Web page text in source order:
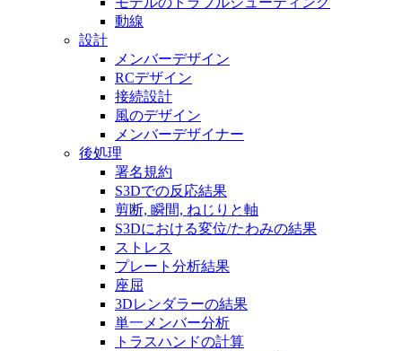
動線
設計
メンバーデザイン
RCデザイン
接続設計
風のデザイン
メンバーデザイナー
後処理
署名規約
S3Dでの反応結果
剪断, 瞬間, ねじりと軸
S3Dにおける変位/たわみの結果
ストレス
プレート分析結果
座屈
3Dレンダラーの結果
単一メンバー分析
トラスハンドの計算